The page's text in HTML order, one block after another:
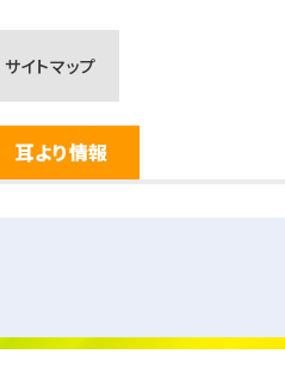
サイトマップ
耳より情報